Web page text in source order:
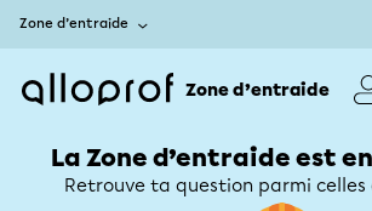
Zone d’entraide
Zone d’entraide
La Zone d’entraide est
Retrouve ta question parmi celles